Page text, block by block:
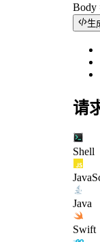
Body
生
请
Shell
Java
Swift